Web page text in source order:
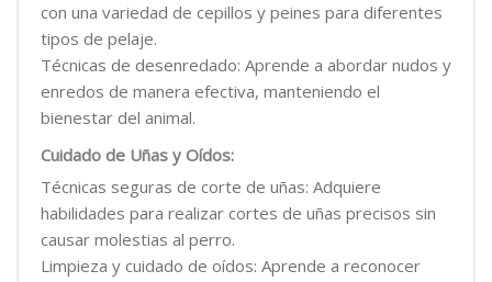
con una variedad de cepillos y peines para diferentes
tipos de pelaje.
Técnicas de desenredado: Aprende a abordar nudos y
enredos de manera efectiva, manteniendo el
bienestar del animal.
Cuidado de Uñas y Oídos:
Técnicas seguras de corte de uñas: Adquiere
habilidades para realizar cortes de uñas precisos sin
causar molestias al perro.
Limpieza y cuidado de oídos: Aprende a reconocer